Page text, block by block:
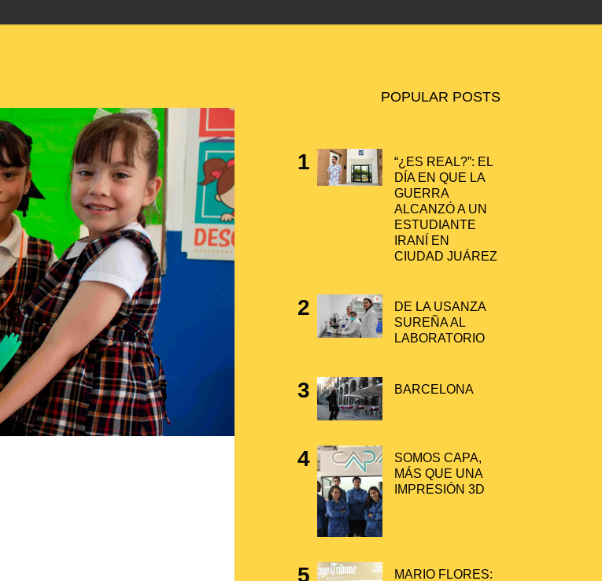
POPULAR POSTS
“¿ES REAL?”: EL
DÍA EN QUE LA
GUERRA
ALCANZÓ A UN
ESTUDIANTE
IRANÍ EN
CIUDAD JUÁREZ
DE LA USANZA
SUREÑA AL
LABORATORIO
BARCELONA
SOMOS CAPA,
MÁS QUE UNA
IMPRESIÓN 3D
MARIO FLORES: